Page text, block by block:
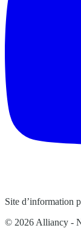
Site d’information
© 2026 Alliancy -